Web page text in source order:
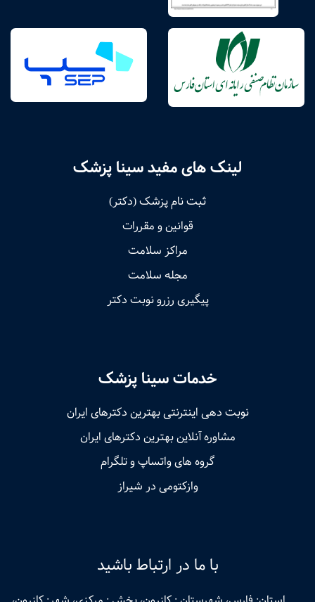
لینک های مفید سینا پزشک
ثبت نام پزشک (دکتر)
قوانین و مقررات
مراکز سلامت
مجله سلامت
پیگیری رزرو نوبت دکتر
خدمات سینا پزشک
نوبت‌ دهی اینترنتی بهترین دکترهای ایران
مشاوره آنلاین بهترین دکترهای ایران
گروه های واتساپ و تلگرام
وازکتومی در شیراز
با ما در ارتباط باشید